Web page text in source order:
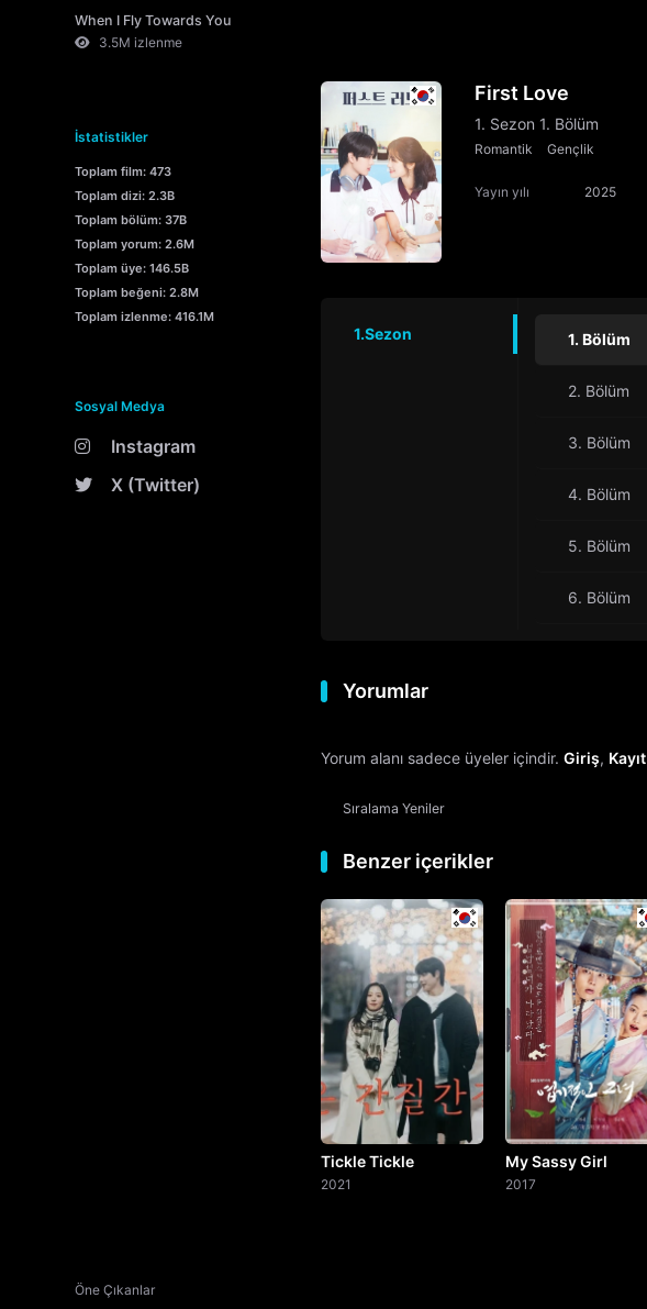
When I Fly Towards You
3.5M izlenme
İstatistikler
Toplam film: 473
Toplam dizi: 2.3B
Toplam bölüm: 37B
Toplam yorum: 2.6M
Toplam üye: 146.5B
Toplam beğeni: 2.8M
Toplam izlenme: 416.1M
Sosyal Medya
Instagram
X (Twitter)
First Love
1. Sezon 1. Bölüm
Romantik Gençlik
Yayın yılı 2025
1.Sezon 1. Bölüm
2. Bölüm
3. Bölüm
4. Bölüm
5. Bölüm
6. Bölüm
Yorumlar
Yorum alanı sadece üyeler içindir. Giriş, Kayıt
Sıralama Yeniler
Benzer içerikler
Tickle Tickle
2021
My Sassy Girl
2017
Öne Çıkanlar